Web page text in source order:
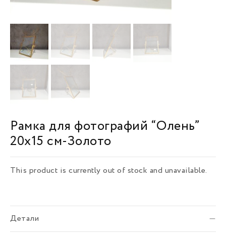
Рамка для фотографий “Олень”
20х15 см-Золото
This product is currently out of stock and unavailable.
Детали